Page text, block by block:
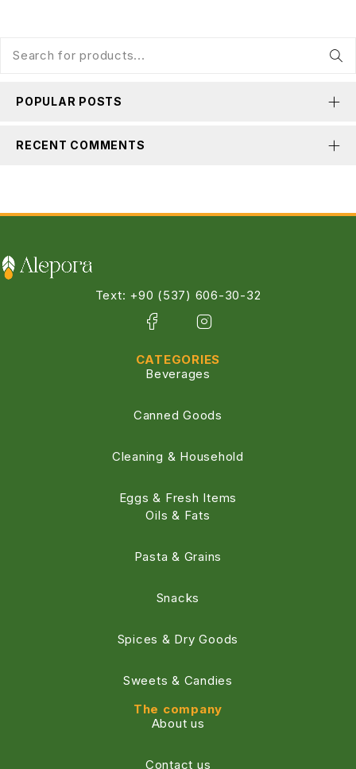
POPULAR POSTS
RECENT COMMENTS
Text: +90 (537) 606-30-32
CATEGORIES
Beverages
Canned Goods
Cleaning & Household
Eggs & Fresh Items
Oils & Fats
Pasta & Grains
Snacks
Spices & Dry Goods
Sweets & Candies
The company
About us
Contact us